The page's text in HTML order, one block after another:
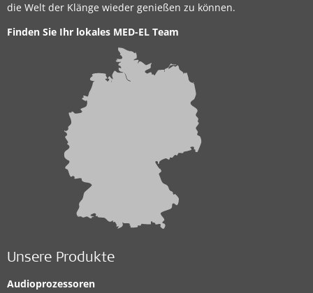
die Welt der Klänge wieder genießen zu können.
Finden Sie Ihr lokales MED-EL Team
Unsere Produkte
Audioprozessoren